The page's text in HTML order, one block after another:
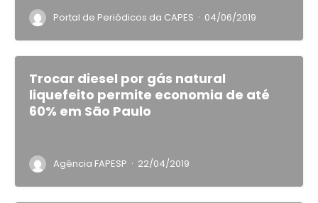
Portal de Periódicos da CAPES · 04/06/2019
Trocar diesel por gás natural
liquefeito permite economia de até
60% em São Paulo
Agência FAPESP · 22/04/2019